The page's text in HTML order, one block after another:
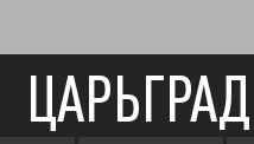
ЦАРЬГРАД